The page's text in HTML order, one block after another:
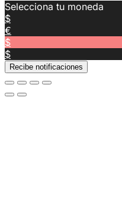
Selecciona tu moneda
$
€
$
$
Recibe notificaciones